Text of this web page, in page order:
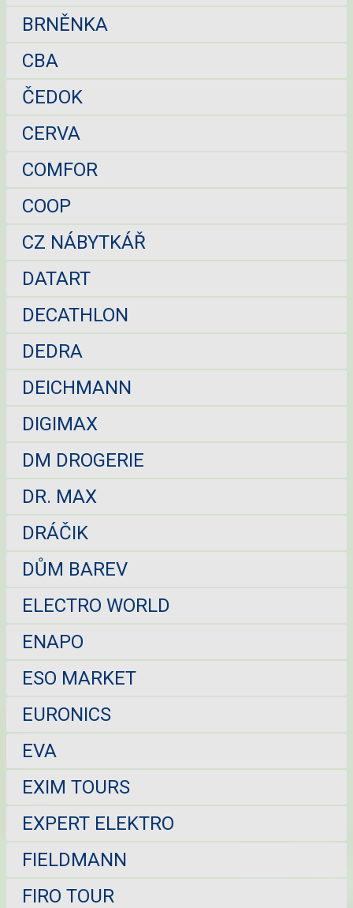
BRNĚNKA
CBA
ČEDOK
CERVA
COMFOR
COOP
CZ NÁBYTKÁŘ
DATART
DECATHLON
DEDRA
DEICHMANN
DIGIMAX
DM DROGERIE
DR. MAX
DRÁČIK
DŮM BAREV
ELECTRO WORLD
ENAPO
ESO MARKET
EURONICS
EVA
EXIM TOURS
EXPERT ELEKTRO
FIELDMANN
FIRO TOUR